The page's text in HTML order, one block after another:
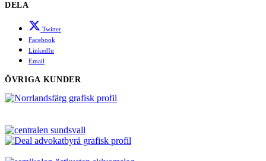
DELA
Twitter
Facebook
LinkedIn
Email
ÖVRIGA KUNDER